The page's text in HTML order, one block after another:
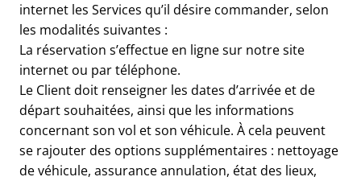
internet les Services qu’il désire commander, selon
les modalités suivantes :
La réservation s’effectue en ligne sur notre site
internet ou par téléphone.
Le Client doit renseigner les dates d’arrivée et de
départ souhaitées, ainsi que les informations
concernant son vol et son véhicule. À cela peuvent
se rajouter des options supplémentaires : nettoyage
de véhicule, assurance annulation, état des lieux,